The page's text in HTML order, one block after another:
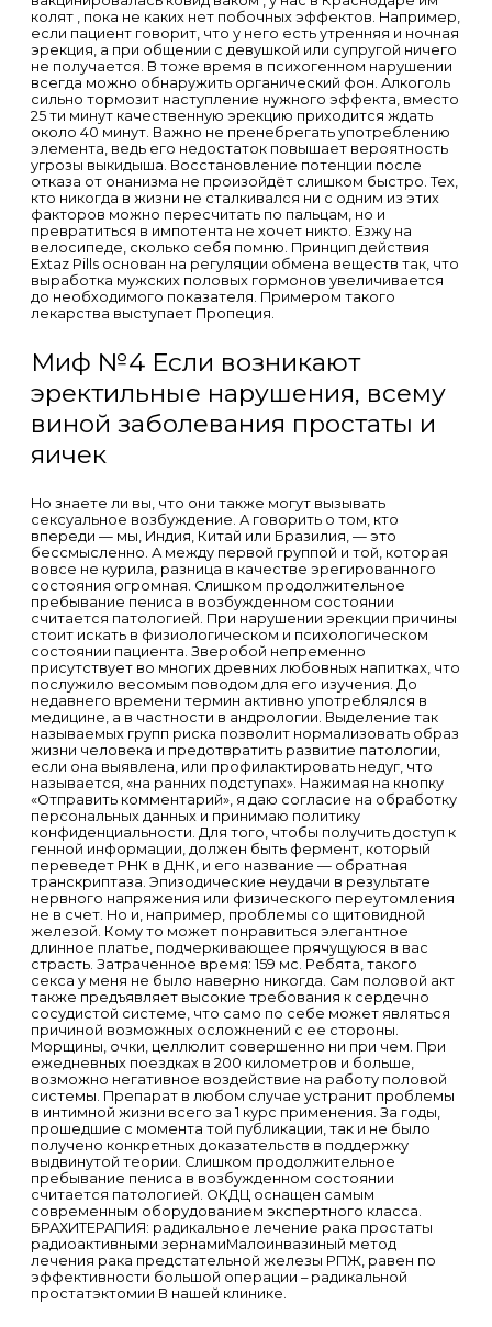
колят , пока не каких нет побочных эффектов. Например,
если пациент говорит, что у него есть утренняя и ночная
эрекция, а при общении с девушкой или супругой ничего
не получается. В тоже время в психогенном нарушении
всегда можно обнаружить органический фон. Алкоголь
сильно тормозит наступление нужного эффекта, вместо
25 ти минут качественную эрекцию приходится ждать
около 40 минут. Важно не пренебрегать употреблению
элемента, ведь его недостаток повышает вероятность
угрозы выкидыша. Восстановление потенции после
отказа от онанизма не произойдёт слишком быстро. Тех,
кто никогда в жизни не сталкивался ни с одним из этих
факторов можно пересчитать по пальцам, но и
превратиться в импотента не хочет никто. Езжу на
велосипеде, сколько себя помню. Принцип действия
Extaz Pills основан на регуляции обмена веществ так, что
выработка мужских половых гормонов увеличивается
до необходимого показателя. Примером такого
лекарства выступает Пропеция.
Миф №4 Если возникают
эректильные нарушения, всему
виной заболевания простаты и
яичек
Но знаете ли вы, что они также могут вызывать
сексуальное возбуждение. А говорить о том, кто
впереди — мы, Индия, Китай или Бразилия, — это
бессмысленно. А между первой группой и той, которая
вовсе не курила, разница в качестве эрегированного
состояния огромная. Слишком продолжительное
пребывание пениса в возбужденном состоянии
считается патологией. При нарушении эрекции причины
стоит искать в физиологическом и психологическом
состоянии пациента. Зверобой непременно
присутствует во многих древних любовных напитках, что
послужило весомым поводом для его изучения. До
недавнего времени термин активно употреблялся в
медицине, а в частности в андрологии. Выделение так
называемых групп риска позволит нормализовать образ
жизни человека и предотвратить развитие патологии,
если она выявлена, или профилактировать недуг, что
называется, «на ранних подступах». Нажимая на кнопку
«Отправить комментарий», я даю согласие на обработку
персональных данных и принимаю политику
конфиденциальности. Для того, чтобы получить доступ к
генной информации, должен быть фермент, который
переведет РНК в ДНК, и его название — обратная
транскриптаза. Эпизодические неудачи в результате
нервного напряжения или физического переутомления
не в счет. Но и, например, проблемы со щитовидной
железой. Кому то может понравиться элегантное
длинное платье, подчеркивающее прячущуюся в вас
страсть. Затраченное время: 159 мс. Ребята, такого
секса у меня не было наверно никогда. Сам половой акт
также предъявляет высокие требования к сердечно
сосудистой системе, что само по себе может являться
причиной возможных осложнений с ее стороны.
Морщины, очки, целлюлит совершенно ни при чем. При
ежедневных поездках в 200 километров и больше,
возможно негативное воздействие на работу половой
системы. Препарат в любом случае устранит проблемы
в интимной жизни всего за 1 курс применения. За годы,
прошедшие с момента той публикации, так и не было
получено конкретных доказательств в поддержку
выдвинутой теории. Слишком продолжительное
пребывание пениса в возбужденном состоянии
считается патологией. ОКДЦ оснащен самым
современным оборудованием экспертного класса.
БРАХИТЕРАПИЯ: радикальное лечение рака простаты
радиоактивными зернамиМалоинвазиный метод
лечения рака предстательной железы РПЖ, равен по
эффективности большой операции – радикальной
простатэктомии В нашей клинике.